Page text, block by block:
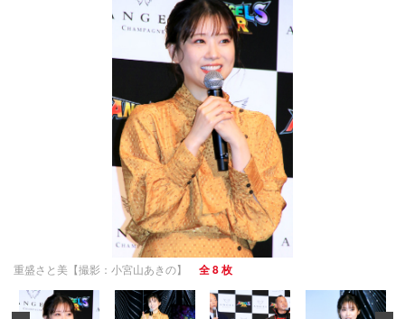
重盛さと美【撮影：小宮山あきの】 全 8 枚